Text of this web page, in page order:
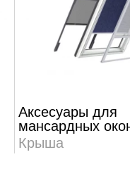
Аксесуары для
мансардных
Крыша